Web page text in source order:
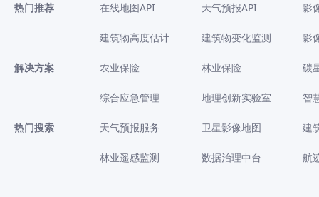
热门推荐 在线地图API 天气预报API 影
建筑物高度估计 建筑物变化监测 影
解决方案 农业保险 林业保险 碳
综合应急管理 地理创新实验室 智
热门搜索 天气预报服务 卫星影像地图 建
林业遥感监测 数据治理中台 航